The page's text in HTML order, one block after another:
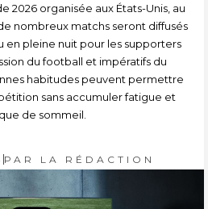
2026 organisée aux États-Unis, au
nombreux matchs seront diffusés
en pleine nuit pour les supporters
du football et impératifs du
habitudes peuvent permettre
sans accumuler fatigue et
de sommeil.
PAR LA RÉDACTION